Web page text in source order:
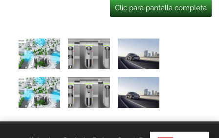
Clic para pantalla completa